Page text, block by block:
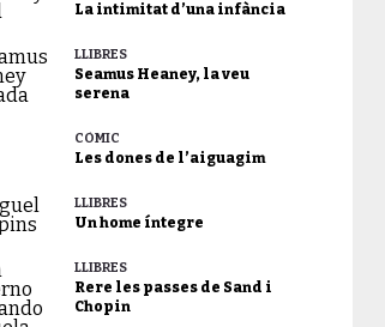
La intimitat d’una infància
LLIBRES
Seamus Heaney, la veu
serena
CÒMIC
Les dones de l’aiguagim
LLIBRES
Un home íntegre
LLIBRES
Rere les passes de Sand i
Chopin